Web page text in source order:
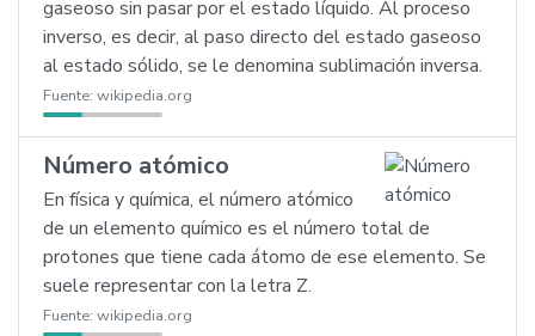
gaseoso sin pasar por el estado líquido. Al proceso
inverso, es decir, al paso directo del estado gaseoso
al estado sólido, se le denomina sublimación inversa.
Fuente: wikipedia.org
Número atómico
En física y química, el número atómico
de un elemento químico es el número total de
protones que tiene cada átomo de ese elemento. Se
suele representar con la letra Z.
Fuente: wikipedia.org